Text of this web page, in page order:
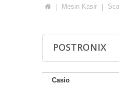
Mesin Kasir
POSTRONIX
Casio